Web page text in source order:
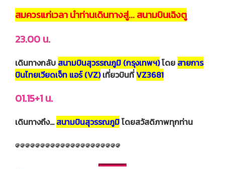
สมควรแก่เวลา นำท่านเดินทางสู่... สนามบินเฉิงตู
23.00 น.
เดินทางกลับ สนามบินสุวรรณภูมิ (กรุงเทพฯ)โดย สายการ
บินไทยเวียดเจ็ท แอร์ (VZ)เที่ยวบินที่VZ3681
01.15+1 น.
เดินทางถึง…สนามบินสุวรรณภูมิโดยสวัสดิภาพทุกท่าน
@@@@@@@@@@@@@@@@@@@@@